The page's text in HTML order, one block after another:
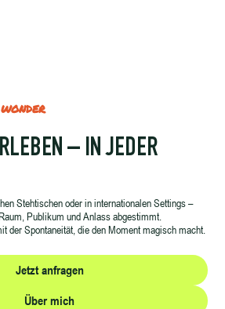
– IN JEDER
Stehtischen oder in internationalen Settings –
Publikum und Anlass abgestimmt.
der Spontaneität, die den Moment magisch macht.
Jetzt anfragen
Über mich